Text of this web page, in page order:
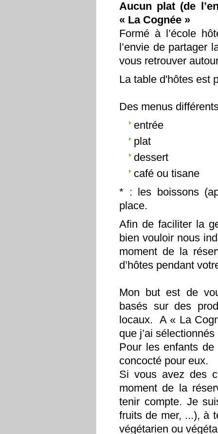
Aucun plat (de
« La Cognée »
Formé à l’école
l’envie de partager
vous retrouver
La table d'hôtes est
Des menus
entrée
plat
dessert
café ou tisane
* : les boissons
place.
Afin de faciliter la
bien vouloir nous
moment de la
d’hôtes pendant
Mon but est de
basés sur des
locaux. A « La
que j’ai
Pour les enfants
concocté pour eux.
Si vous avez des
moment de la
tenir compte. Je
fruits de mer, ...), à
végétarien ou